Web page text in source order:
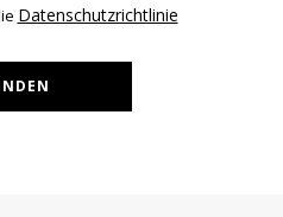
Datenschutzrichtlinie